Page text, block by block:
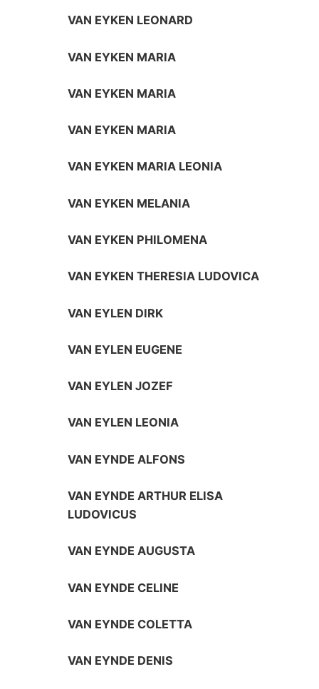
VAN EYKEN LEONARD
VAN EYKEN MARIA
VAN EYKEN MARIA
VAN EYKEN MARIA
VAN EYKEN MARIA LEONIA
VAN EYKEN MELANIA
VAN EYKEN PHILOMENA
VAN EYKEN THERESIA LUDOVICA
VAN EYLEN DIRK
VAN EYLEN EUGENE
VAN EYLEN JOZEF
VAN EYLEN LEONIA
VAN EYNDE ALFONS
VAN EYNDE ARTHUR ELISA
LUDOVICUS
VAN EYNDE AUGUSTA
VAN EYNDE CELINE
VAN EYNDE COLETTA
VAN EYNDE DENIS